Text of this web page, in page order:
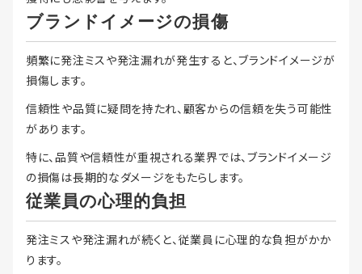
ブランドイメージの損傷
頻繁に発注ミスや発注漏れが発生すると、ブランドイメージが
損傷します。
信頼性や品質に疑問を持たれ、顧客からの信頼を失う可能性
があります。
特に、品質や信頼性が重視される業界では、ブランドイメージ
の損傷は長期的なダメージをもたらします。
従業員の心理的負担
発注ミスや発注漏れが続くと、従業員に心理的な負担がかか
ります。